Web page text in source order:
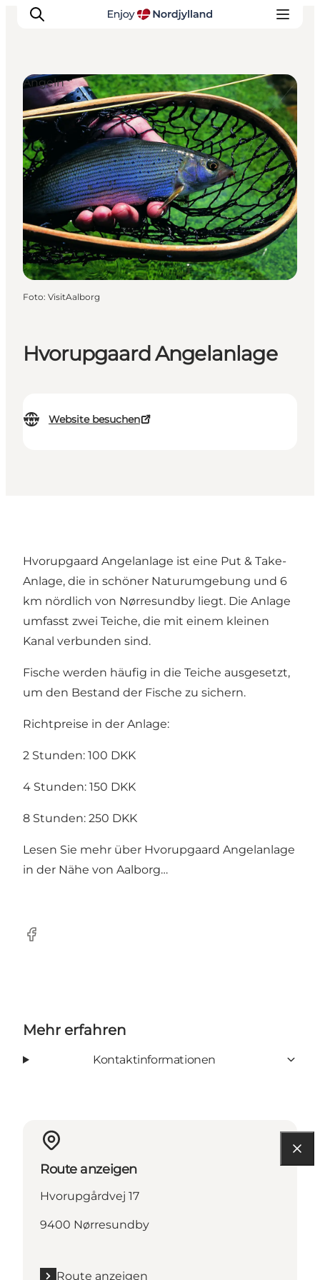
Erlebnisse
Reiseplanung
Destinationen
Guides
Veranstaltungen
Für Kinder
Hvorupgaard Angelanlage
Website besuchen
Angeln
Foto: VisitAalborg
Hvorupgaard Angelanlage ist eine Put & Take-
Anlage, die in schöner Naturumgebung und 6
km nördlich von Nørresundby liegt. Die Anlage
umfasst zwei Teiche, die mit einem kleinen
Kanal verbunden sind.
Fische werden häufig in die Teiche ausgesetzt,
um den Bestand der Fische zu sichern.
Richtpreise in der Anlage:
2 Stunden: 100 DKK
4 Stunden: 150 DKK
8 Stunden: 250 DKK
Lesen Sie mehr über Hvorupgaard Angelanlage
in der Nähe von Aalborg…
Facebook
Mehr erfahren
Kontaktinformationen
Route anzeigen
Hvorupgårdvej 17
9400 Nørresundby
Route anzeigen